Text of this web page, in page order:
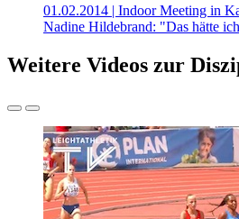
01.02.2014 | Indoor Meeting in
Nadine Hildebrand: "Das hätte
Weitere Videos zur